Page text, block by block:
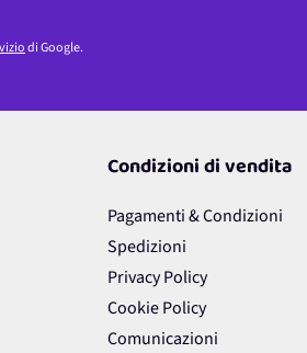
di Google.
Condizioni di vendita
Pagamenti & Condizioni
Spedizioni
Privacy Policy
Cookie Policy
Comunicazioni